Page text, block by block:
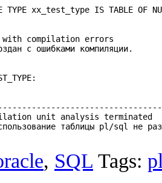
TYPE xx_test_type IS TABLE OF
with compilation errors
с ошибками компиляции.
unit analysis terminated
таблицы pl/sql не
, SQL Tags: